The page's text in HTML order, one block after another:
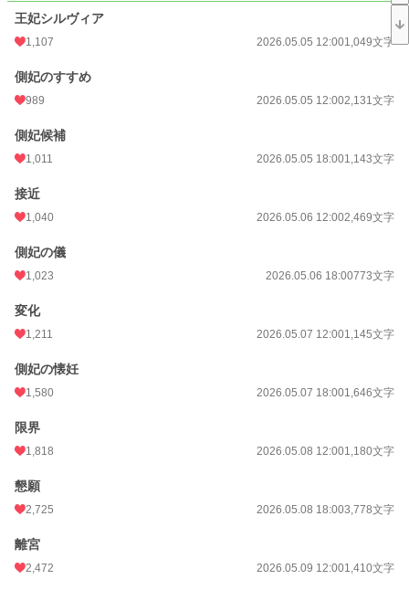
◇全22話。一日二話投稿（投稿予約済み）
◇ コメント欄にて様々なご意見・ご感想をいただきありがとうございます。本
作はすでに最後まで執筆済みのため、いただいたご意見によって今後の展開が変
わることはございませんが、ひとつひとつ大切に拝読しております。それぞれ感
です。
24h.ポイント
文字数
更新日時
初回公開日時
初回完結日時
週間ポイント
月間ポイント
年間ポイント
王妃シルヴィア
1,107 2026.05.05 12:001,049文字
側妃のすすめ
989 2026.05.05 12:002,131文字
側妃候補
1,011 2026.05.05 18:001,143文字
接近
1,040 2026.05.06 12:002,469文字
側妃の儀
1,023 2026.05.06 18:00773文字
変化
1,211 2026.05.07 12:001,145文字
側妃の懐妊
1,580 2026.05.07 18:001,646文字
限界
1,818 2026.05.08 12:001,180文字
懇願
2,725 2026.05.08 18:003,778文字
離宮
2,472 2026.05.09 12:001,410文字